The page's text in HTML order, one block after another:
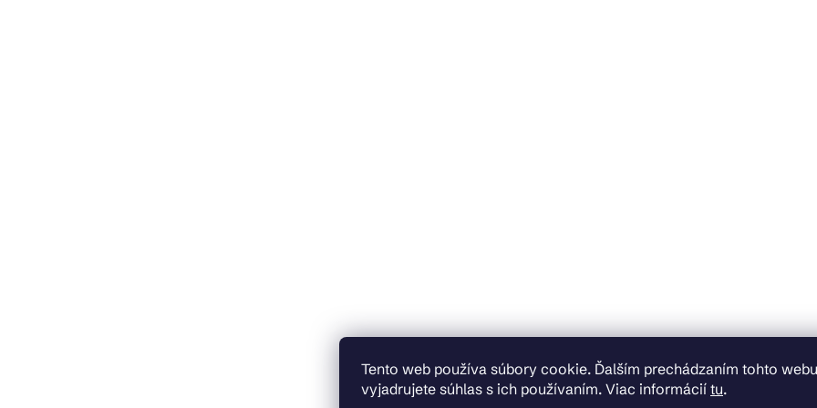
Tento web používa súbory cookie. Ďalším prechádzaním tohto webu
vyjadrujete súhlas s ich používaním. Viac informácií tu.